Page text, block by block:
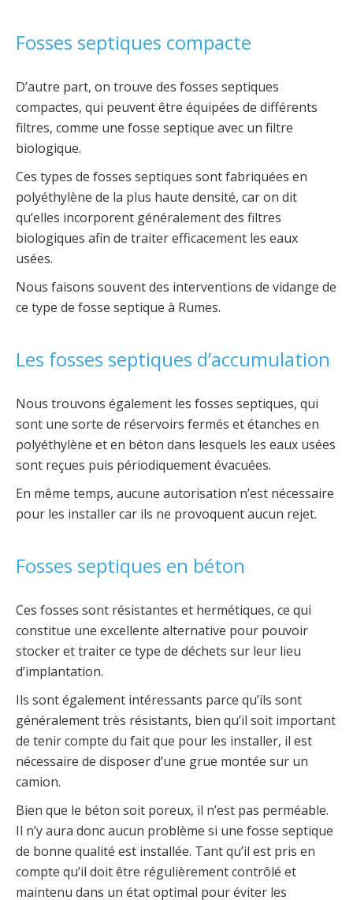
Fosses septiques compacte
D’autre part, on trouve des fosses septiques
compactes, qui peuvent être équipées de différents
filtres, comme une fosse septique avec un filtre
biologique.
Ces types de fosses septiques sont fabriquées en
polyéthylène de la plus haute densité, car on dit
qu’elles incorporent généralement des filtres
biologiques afin de traiter efficacement les eaux
usées.
Nous faisons souvent des interventions de vidange de
ce type de fosse septique à Rumes.
Les fosses septiques d’accumulation
Nous trouvons également les fosses septiques, qui
sont une sorte de réservoirs fermés et étanches en
polyéthylène et en béton dans lesquels les eaux usées
sont reçues puis périodiquement évacuées.
En même temps, aucune autorisation n’est nécessaire
pour les installer car ils ne provoquent aucun rejet.
Fosses septiques en béton
Ces fosses sont résistantes et hermétiques, ce qui
constitue une excellente alternative pour pouvoir
stocker et traiter ce type de déchets sur leur lieu
d’implantation.
Ils sont également intéressants parce qu’ils sont
généralement très résistants, bien qu’il soit important
de tenir compte du fait que pour les installer, il est
nécessaire de disposer d’une grue montée sur un
camion.
Bien que le béton soit poreux, il n’est pas perméable.
Il n’y aura donc aucun problème si une fosse septique
de bonne qualité est installée. Tant qu’il est pris en
compte qu’il doit être régulièrement contrôlé et
maintenu dans un état optimal pour éviter les